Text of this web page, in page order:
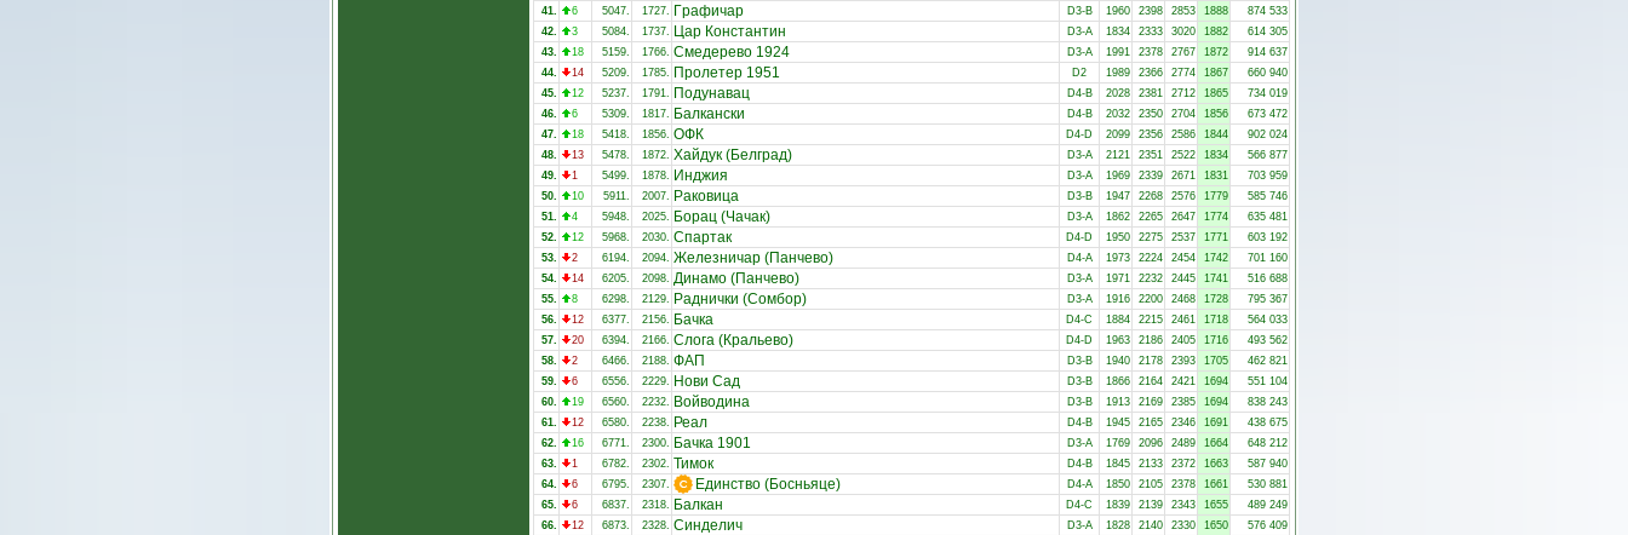
41.
6 5047. 1727. Гpaфичap D3-B 1960 2398 2853 1888
874 533
42.
3 5084. 1737. Цар Константин D3-A 1834 2333 3020 1882
614 305
43.
18 5159. 1766. Смедерево 1924 D3-A 1991 2378 2767 1872
914 637
44.
14 5209. 1785. Пролетер 1951 D2 1989 2366 2774 1867
660 940
45.
12 5237. 1791. Подунавац D4-B 2028 2381 2712 1865
734 019
46.
6 5309. 1817. Балкански D4-B 2032 2350 2704 1856
673 472
47.
18 5418. 1856. ОФК D4-D 2099 2356 2586 1844
902 024
48.
13 5478. 1872. Хайдук (Белград) D3-A 2121 2351 2522 1834
566 877
49.
1 5499. 1878. Инджия D3-A 1969 2339 2671 1831
703 959
50.
10 5911. 2007. Раковица D3-B 1947 2268 2576 1779
585 746
51.
4 5948. 2025. Борац (Чачак) D3-A 1862 2265 2647 1774
635 481
52.
12 5968. 2030. Спартак D4-D 1950 2275 2537 1771
603 192
53.
2 6194. 2094. Железничар (Панчево) D4-A 1973 2224 2454 1742
701 160
54.
14 6205. 2098. Динамо (Панчево) D3-A 1971 2232 2445 1741
516 688
55.
8 6298. 2129. Раднички (Сомбор) D3-A 1916 2200 2468 1728
795 367
56.
12 6377. 2156. Бачка D4-C 1884 2215 2461 1718
564 033
57.
20 6394. 2166. Слога (Кральево) D4-D 1963 2186 2405 1716
493 562
58.
2 6466. 2188. ФАП D3-B 1940 2178 2393 1705
462 821
59.
6 6556. 2229. Нови Сад D3-B 1866 2164 2421 1694
551 104
60.
19 6560. 2232. Войводина D3-B 1913 2169 2385 1694
838 243
61.
12 6580. 2238. Реал D4-B 1945 2165 2346 1691
438 675
62.
16 6771. 2300. Бачка 1901 D3-A 1769 2096 2489 1664
648 212
63.
1 6782. 2302. Тимок D4-B 1845 2133 2372 1663
587 940
64.
6 6795. 2307. Единство (Босньяце) D4-A 1850 2105 2378 1661
530 881
65.
6 6837. 2318. Балкан D4-C 1839 2139 2343 1655
489 249
66.
12 6873. 2328. Синделич D3-A 1828 2140 2330 1650
576 409